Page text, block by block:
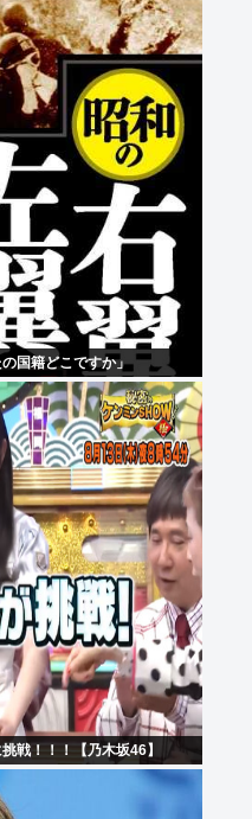
国籍どこですか」
戦！！！【乃木坂46】